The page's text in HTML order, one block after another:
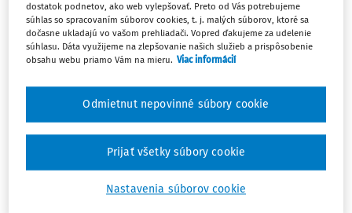
ČLÁNKY
Dušan KOVÁČIK proti Slovenskej republike
porušenie článku 6 ods. 1 Dohovoru (preskúmanie
JUDr. Miroslava Bálintová
Vydané:9. 4. 2026 / 6 minút čítania
dostatok podnetov, ako web vylepšovať. Preto od Vás potrebujeme
súhlas so spracovaním súborov cookies, t. j. malých súborov, ktoré sa
dočasne ukladajú vo vašom prehliadači. Vopred ďakujeme za udelenie
súhlasu. Dáta využijeme na zlepšovanie našich služieb a prispôsobenie
obsahu webu priamo Vám na mieru. Viac informácií
Nastavenia súborov cookie
Odmietnut nepovinné súbory cookie
Prijať všetky súbory cookie